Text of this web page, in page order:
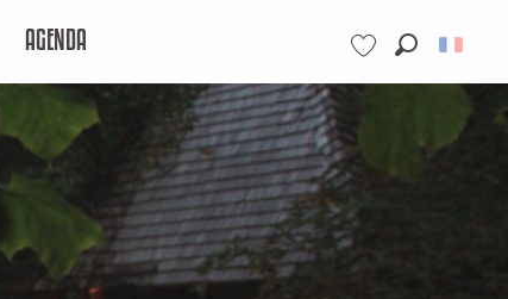
Voir les favoris
AGENDA